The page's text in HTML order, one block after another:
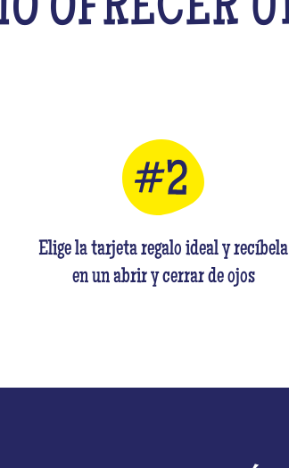
OFRECER
Elige la tarjeta regalo ideal y recíbela
en un abrir y cerrar de ojos